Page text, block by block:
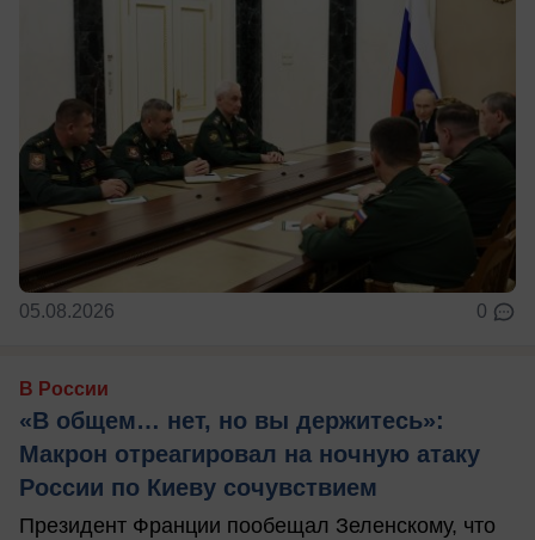
05.08.2026 0
В России
«В общем… нет, но вы держитесь»:
Макрон отреагировал на ночную атаку
России по Киеву сочувствием
Президент Франции пообещал Зеленскому, что